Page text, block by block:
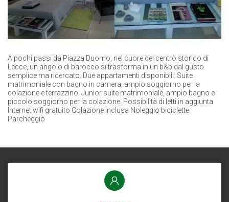
A pochi passi da Piazza Duomo, nel cuore del centro storico di
Lecce, un angolo di barocco si trasforma in un b&b dal gusto
semplice ma ricercato. Due appartamenti disponibili: Suite
matrimoniale con bagno in camera, ampio soggiorno per la
colazione e terrazzino. Junior suite matrimoniale, ampio bagno e
piccolo soggiorno per la colazione. Possibilità di letti in aggiunta
Internet wifi gratuito Colazione inclusa Noleggio biciclette
Parcheggio